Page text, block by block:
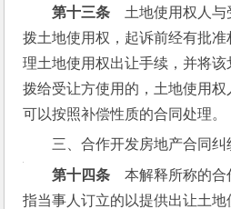
第十三条 土地使用权人与
拨土地使用权，起诉前经有批
理土地使用权出让手续，并将该
拨给受让方使用的，土地使用权
可以按照补偿性质的合同处理。
三、合作开发房地产合同纠
第十四条 本解释所称的合
指当事人订立的以提供出让土